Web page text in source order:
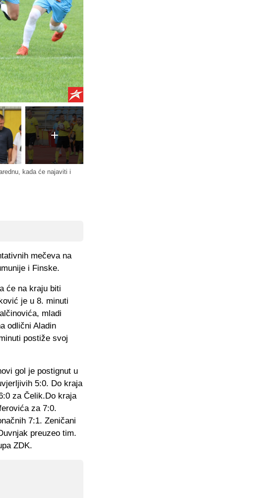
kada će najaviti i
mečeva na
i Finske.
će na kraju biti
je u 8. minuti
mladi
odlični Aladin
postiže svoj
gol je postignut u
5:0. Do kraja
za Čelik.Do kraja
za 7:0.
7:1. Zeničani
preuzeo tim.
ZDK.